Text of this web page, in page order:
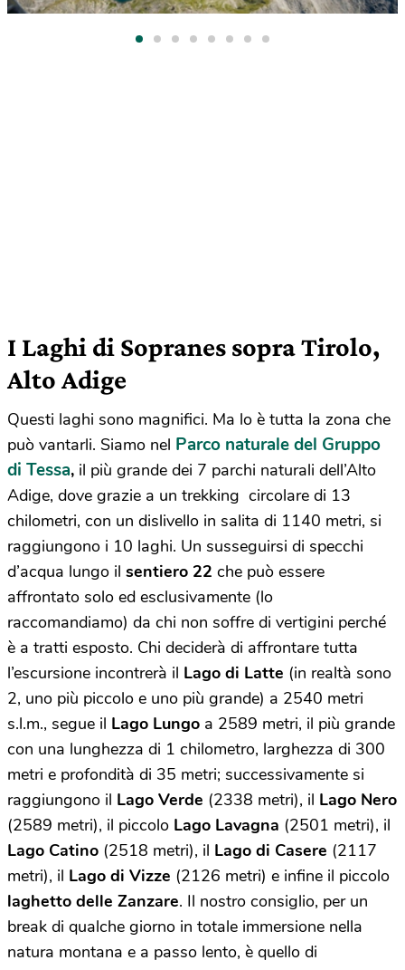
I Laghi di Sopranes sopra Tirolo,
Alto Adige
Questi laghi sono magnifici. Ma lo è tutta la zona che
può vantarli. Siamo nel Parco naturale del Gruppo
di Tessa, il più grande dei 7 parchi naturali dell’Alto
Adige, dove grazie a un trekking circolare di 13
chilometri, con un dislivello in salita di 1140 metri, si
raggiungono i 10 laghi. Un susseguirsi di specchi
d’acqua lungo il sentiero 22 che può essere
affrontato solo ed esclusivamente (lo
raccomandiamo) da chi non soffre di vertigini perché
è a tratti esposto. Chi deciderà di affrontare tutta
l’escursione incontrerà il Lago di Latte (in realtà sono
2, uno più piccolo e uno più grande) a 2540 metri
s.l.m., segue il Lago Lungo a 2589 metri, il più grande
con una lunghezza di 1 chilometro, larghezza di 300
metri e profondità di 35 metri; successivamente si
raggiungono il Lago Verde (2338 metri), il Lago Nero
(2589 metri), il piccolo Lago Lavagna (2501 metri), il
Lago Catino (2518 metri), il Lago di Casere (2117
metri), il Lago di Vizze (2126 metri) e infine il piccolo
laghetto delle Zanzare. Il nostro consiglio, per un
break di qualche giorno in totale immersione nella
natura montana e a passo lento, è quello di